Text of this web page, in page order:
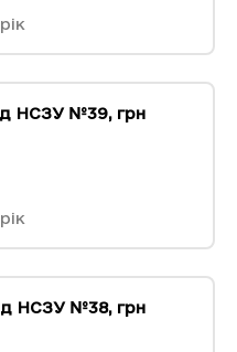
НСЗУ №39, грн
НСЗУ №38, грн